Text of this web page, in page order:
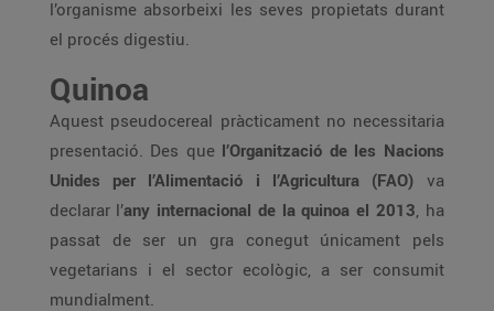
l’organisme absorbeixi les seves propietats durant
el procés digestiu.
Quinoa
Aquest pseudocereal pràcticament no necessitaria
presentació. Des que l’Organització de les Nacions
Unides per l’Alimentació i l’Agricultura (FAO) va
declarar l’any internacional de la quinoa el 2013, ha
passat de ser un gra conegut únicament pels
vegetarians i el sector ecològic, a ser consumit
mundialment.